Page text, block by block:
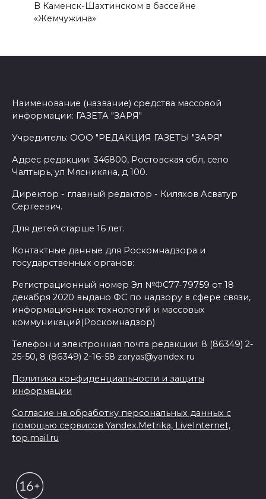
В Каменск-Шахтинском в бассейне
«Жемчужина»
Наименование (название) средства массовой
информации: ГАЗЕТА "ЗАРЯ"
Учредитель: ООО "РЕДАКЦИЯ ГАЗЕТЫ "ЗАРЯ"
Адрес редакции: 346800, Ростовская обл, село
Чалтырь, ул Мясникяна, д 100.
Директор - главный редактор - Киляхов Асватур
Сергеевич.
Для детей старше 16 лет.
Контактные данные для Роскомнадзора и
государственных органов:
Регистрационный номер Эл №ФС77-79759 от 18
декабря 2020 выдано ФС по надзору в сфере связи,
информационных технологий и массовых
коммуникаций(Роскомнадзор)
Телефон и электронная почта редакции: 8 (86349) 2-
25-50, 8 (86349) 2-16-58 zaryas@yandex.ru
Политика конфиденциальности и защиты
информации
Согласие на обработку персональных данных с
помощью сервисов Yandex.Metrika, LiveInternet,
top.mail.ru